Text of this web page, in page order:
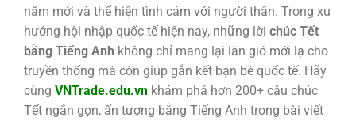
năm mới và thể hiện tình cảm với người thân. Trong xu
hướng hội nhập quốc tế hiện nay, những lời chúc Tết
bằng Tiếng Anh không chỉ mang lại làn gió mới lạ cho
truyền thống mà còn giúp gắn kết bạn bè quốc tế. Hãy
cùng VNTrade.edu.vnkhám phá hơn 200+ câu chúc
Tết ngắn gọn, ấn tượng bằng Tiếng Anh trong bài viết